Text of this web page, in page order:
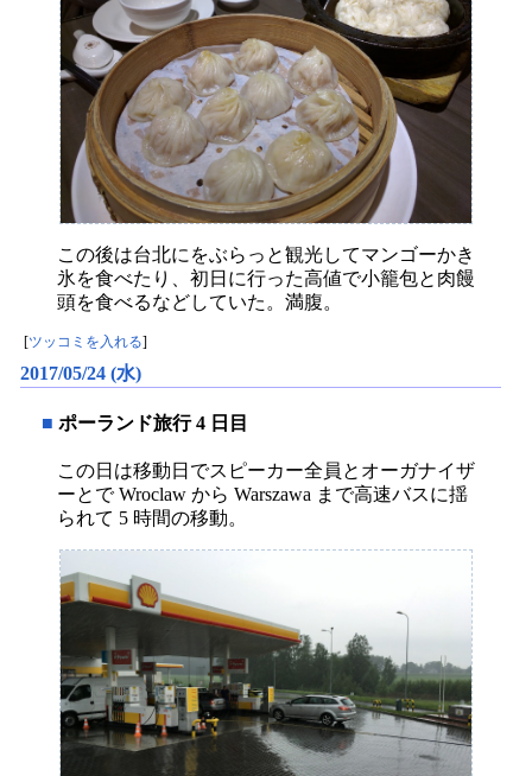
この後は台北にをぶらっと観光してマンゴーかき
氷を食べたり、初日に行った高値で小籠包と肉饅
頭を食べるなどしていた。満腹。
ツッコミを入れる
2017/05/24 (水)
■ ポーランド旅行 4 日目
この日は移動日でスピーカー全員とオーガナイザ
ーとで Wroclaw から Warszawa まで高速バスに揺
られて 5 時間の移動。